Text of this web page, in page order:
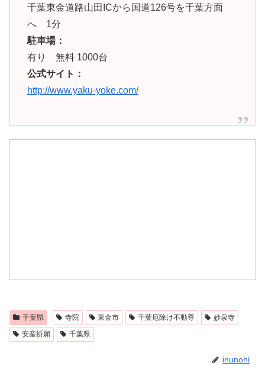
千葉東金道路山田ICから国道126号を千葉方面
へ 1分
駐車場：
有り 無料 1000台
公式サイト：
http://www.yaku-yoke.com/
千葉県 寺院 東金市 千葉厄除け不動尊
妙泉寺
安産祈願
千葉県
inunohi